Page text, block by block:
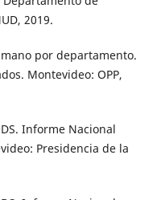
2019.
por departamento.
Montevideo: OPP,
Informe Nacional
Presidencia de la